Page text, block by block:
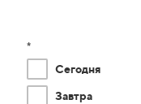
*
Сегодня
Завтра